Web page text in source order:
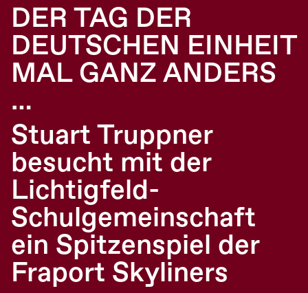
DER TAG DER
DEUTSCHEN EINHEIT
MAL GANZ ANDERS
…
Stuart Truppner
besucht mit der
Lichtigfeld-
Schulgemeinschaft
ein Spitzenspiel der
Fraport Skyliners